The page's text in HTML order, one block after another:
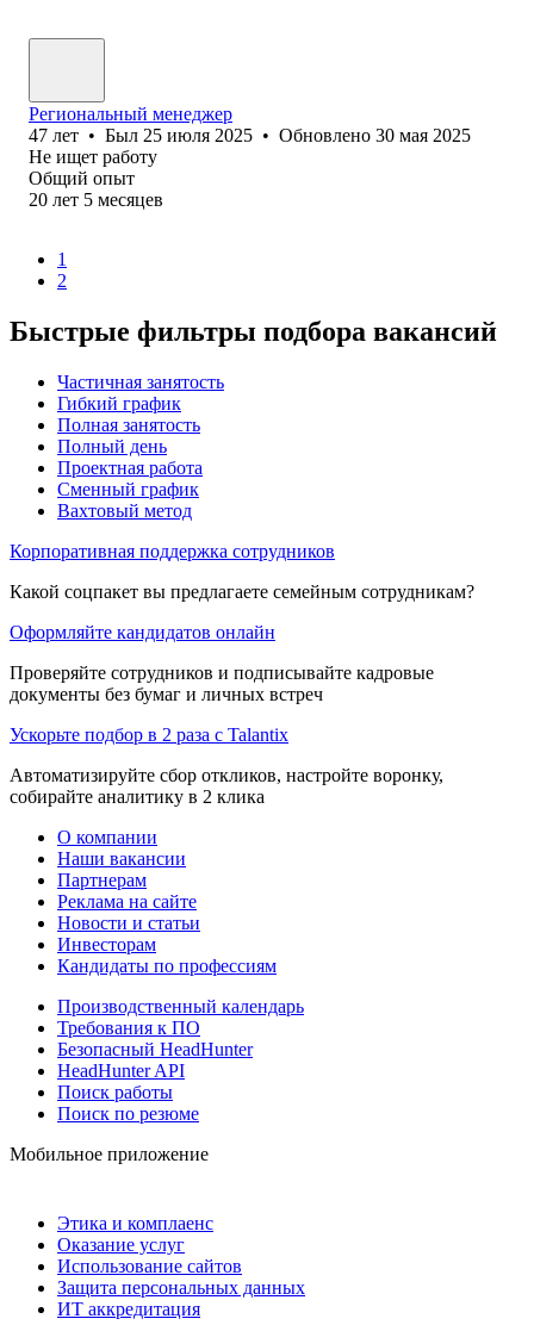
Региональный менеджер
47 лет • Был 25 июля 2025 • Обновлено 30 мая 2025
Не ищет работу
Общий опыт
20 лет 5 месяцев
1
2
Быстрые фильтры подбора вакансий
Частичная занятость
Гибкий график
Полная занятость
Полный день
Проектная работа
Сменный график
Вахтовый метод
Корпоративная поддержка сотрудников
Какой соцпакет вы предлагаете семейным сотрудникам?
Оформляйте кандидатов онлайн
Проверяйте сотрудников и подписывайте кадровые
документы без бумаг и личных встреч
Ускорьте подбор в 2 раза с Talantix
Автоматизируйте сбор откликов, настройте воронку,
собирайте аналитику в 2 клика
О компании
Наши вакансии
Партнерам
Реклама на сайте
Новости и статьи
Инвесторам
Кандидаты по профессиям
Производственный календарь
Требования к ПО
Безопасный HeadHunter
HeadHunter API
Поиск работы
Поиск по резюме
Мобильное приложение
Этика и комплаенс
Оказание услуг
Использование сайтов
Защита персональных данных
ИТ аккредитация